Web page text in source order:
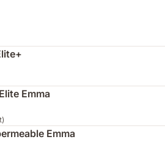
Emma
Emma